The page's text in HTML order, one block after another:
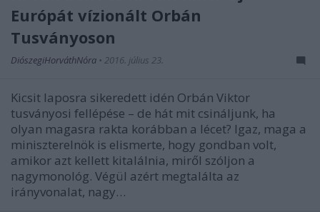
Európát vízionált Orbán
Tusványoson
DiószegiHorváthNóra • 2016. július 23.
Kicsit laposra sikeredett idén Orbán Viktor
tusványosi fellépése – de hát mit csináljunk, ha
olyan magasra rakta korábban a lécet? Igaz, maga a
miniszterelnök is elismerte, hogy gondban volt,
amikor azt kellett kitalálnia, miről szóljon a
nagymonológ. Végül azért megtalálta az
irányvonalat, nagy…